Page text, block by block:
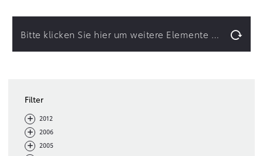
Bitte klicken Sie hier um weitere Elemente zu laden.
Filter
+- 2012
+- 2006
+- 2005